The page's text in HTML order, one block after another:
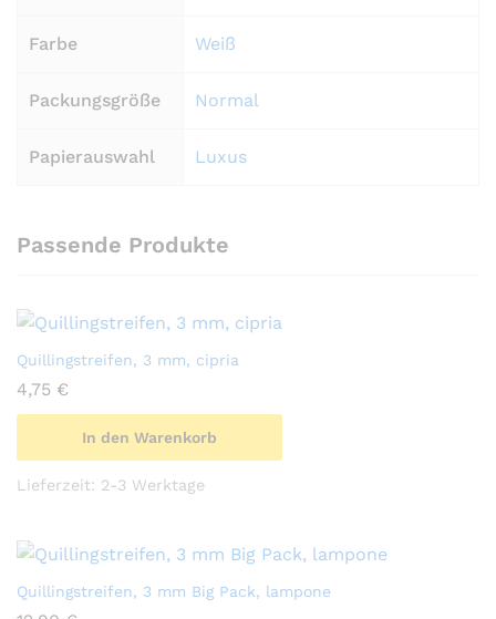
Farbe Weiß
Packungsgröße Normal
Papierauswahl Luxus
Passende Produkte
Quillingstreifen, 3 mm, cipria
4,75 €
In den Warenkorb
Lieferzeit: 2-3 Werktage
Quillingstreifen, 3 mm Big Pack, lampone